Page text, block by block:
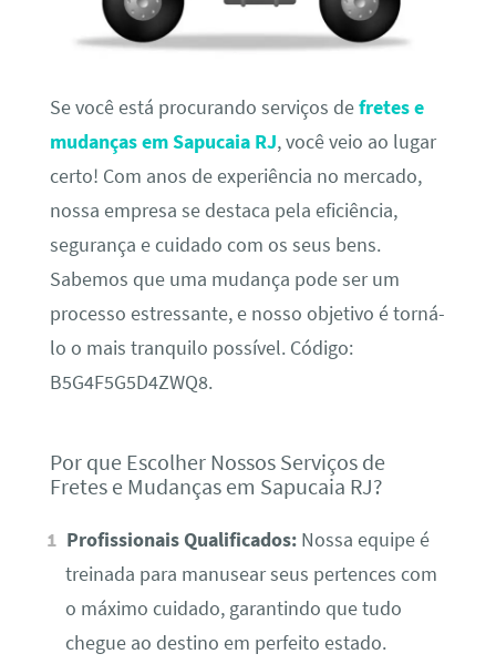
Se você está procurando serviços defretes e
mudanças em Sapucaia RJ, você veio ao lugar
certo! Com anos de experiência no mercado,
nossa empresa se destaca pela eficiência,
segurança e cuidado com os seus bens.
Sabemos que uma mudança pode ser um
processo estressante, e nosso objetivo é torná-
lo o mais tranquilo possível. Código:
B5G4F5G5D4ZWQ8.
Por que Escolher Nossos Serviços de
Fretes e Mudanças em Sapucaia RJ?
Profissionais Qualificados: Nossa equipe é
treinada para manusear seus pertences com
o máximo cuidado, garantindo que tudo
chegue ao destino em perfeito estado.